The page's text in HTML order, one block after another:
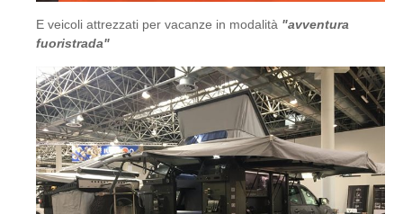
E veicoli attrezzati per vacanze in modalità "avventura
fuoristrada"